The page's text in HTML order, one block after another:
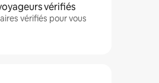
vérifiés
vérifiés pour vous